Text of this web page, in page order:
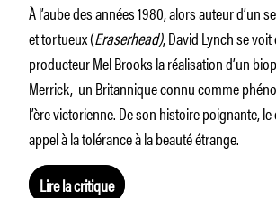
À l’aube des années 1980, alors auteur d’un
et tortueux (Eraserhead), David Lynch se
producteur Mel Brooks la réalisation d’un
Merrick, un Britannique connu comme
l’ère victorienne. De son histoire poignante,
appel à la tolérance à la beauté étrange.
Lire la critique